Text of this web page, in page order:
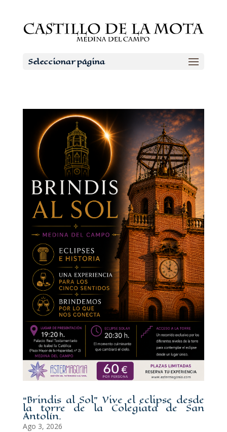
Seleccionar página
“Brindis al Sol” Vive el eclipse desde
la torre de la Colegiata de San
Antolín.
Ago 3, 2026